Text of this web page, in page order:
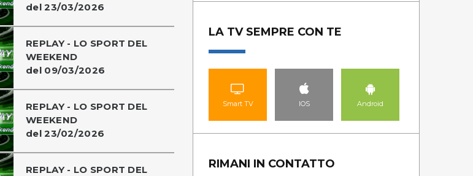
del 23/03/2026
REPLAY - LO SPORT DEL
WEEKEND
del 09/03/2026
REPLAY - LO SPORT DEL
WEEKEND
del 23/02/2026
REPLAY - LO SPORT DEL
LA TV SEMPRE CON TE
Smart TV IOS Android
RIMANI IN CONTATTO